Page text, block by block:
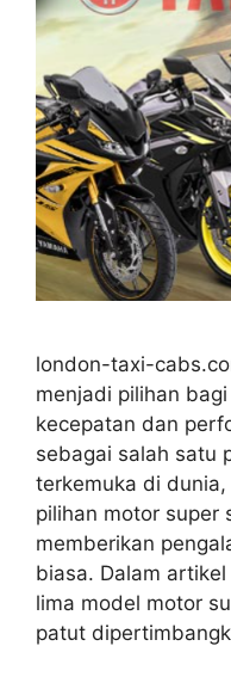
london-taxi-
menjadi pilihan
kecepatan dan
sebagai salah satu
terkemuka di
pilihan motor super
memberikan
biasa. Dalam
lima model motor
patut